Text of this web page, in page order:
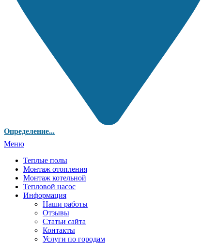
Определение...
Меню
Теплые полы
Монтаж отопления
Монтаж котельной
Тепловой насос
Информация
Наши работы
Отзывы
Статьи сайта
Контакты
Услуги по городам